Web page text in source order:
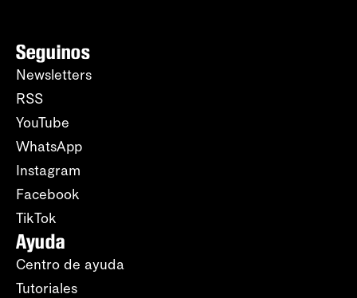
Seguinos
Newsletters
RSS
YouTube
WhatsApp
Instagram
Facebook
TikTok
Ayuda
Centro de ayuda
Tutoriales